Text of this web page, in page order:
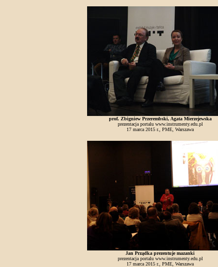
prof. Zbigniew Przerembski, Agata Mierzejewska
prezentacja portalu www.instrumenty.edu.pl
17 marca 2015 r., PME, Warszawa
Jan Prządka prezentuje mazanki
prezentacja portalu www.instrumenty.edu.pl
17 marca 2015 r., PME, Warszawa